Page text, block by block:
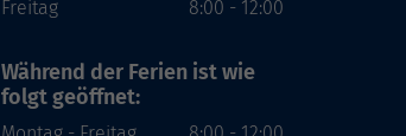
Freitag
8:00 - 12:00
Während der Ferien ist wie
folgt geöffnet: